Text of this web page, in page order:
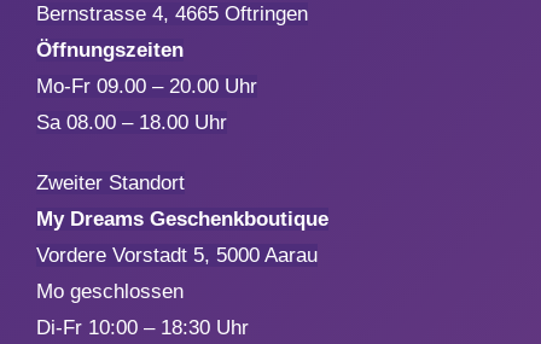
Bernstrasse 4, 4665 Oftringen
Öffnungszeiten
Mo-Fr 09.00 – 20.00 Uhr
Sa 08.00 – 18.00 Uhr
Zweiter Standort
My Dreams Geschenkboutique
Vordere Vorstadt 5, 5000 Aarau
Mo geschlossen
Di-Fr 10:00 – 18:30 Uhr